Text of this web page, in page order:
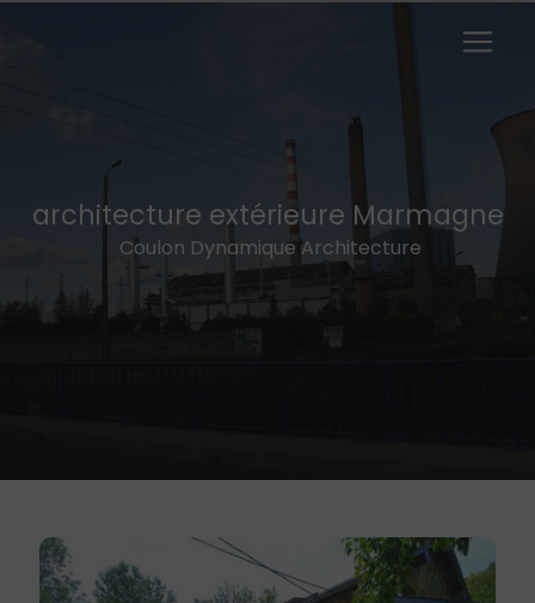
architecture extérieure Marmagne
Coulon Dynamique Architecture